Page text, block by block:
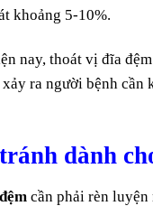
khoảng 5-10%.
nay, thoát vị đĩa
ra người bệnh
dành
cần phải rèn luyện